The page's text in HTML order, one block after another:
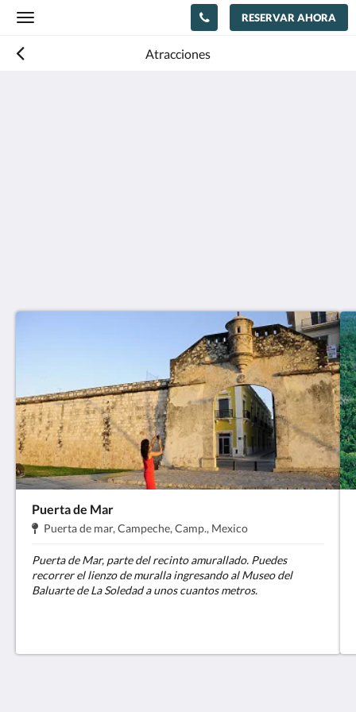
Toggle
RESERVAR AHORA
Atracciones
Puerta de Mar
Dirección:
Puerta de mar, Campeche, Camp., Mexico.
Puerta de Mar, parte del recinto amurallado. Puedes
recorrer el lienzo de muralla ingresando al Museo del
Baluarte de La Soledad a unos cuantos metros.